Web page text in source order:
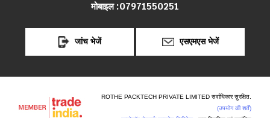
मोबाइल :07971550251
जांच भेजें एसएमएस भेजें
ROTHE PACKTECH PRIVATE LIMITED सर्वाधिकार सुरक्षित.
(उपयोग की शर्तें)